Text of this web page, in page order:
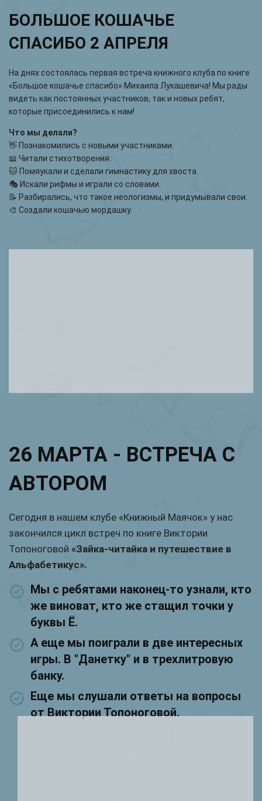
БОЛЬШОЕ КОШАЧЬЕ
СПАСИБО 2 АПРЕЛЯ
На днях состоялась первая встреча книжного клуба по книге
«Большое кошачье спасибо» Михаила Лукашевича! Мы рады
видеть как постоянных участников, так и новых ребят,
которые присоединились к нам!
Что мы делали?
👋 Познакомились с новыми участниками.
📖 Читали стихотворения.
🐱 Помяукали и сделали гимнастику для хвоста.
🎭 Искали рифмы и играли со словами.
📝 Разбирались, что такое неологизмы, и придумывали свои.
🎨 Создали кошачью мордашку.
26 МАРТА - ВСТРЕЧА С
АВТОРОМ
Сегодня в нашем клубе «Книжный Маячок» у нас
закончился цикл встреч по книге Виктории
Топоноговой «Зайка-читайка и путешествие в
Альфабетикус».
Мы с ребятами наконец-то узнали, кто
же виноват, кто же стащил точки у
буквы Ё.
А еще мы поиграли в две интересных
игры. В "Данетку" и в трехлитровую
банку.
Еще мы слушали ответы на вопросы
от Виктории Топоноговой.